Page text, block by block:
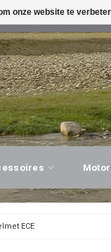
PERSOONLIJKE
ECE
onze website te